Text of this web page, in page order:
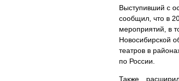
Выступивший с
сообщил, что в
мероприятий, в
Новосибирской
театров в
по России.
Также